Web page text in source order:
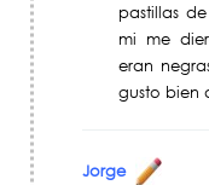
pastillas
mi me
eran
gusto bien
Jorge